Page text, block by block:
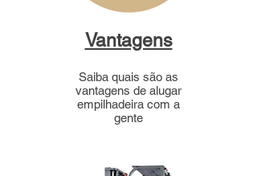
Vantagens
Saiba quais são as
vantagens de alugar
empilhadeira com a
gente